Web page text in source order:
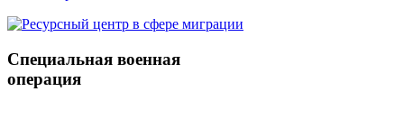
Специальная военная
операция